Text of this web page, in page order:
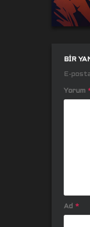
BIR
E-
Yorum
Ad *